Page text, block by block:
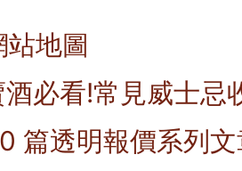
站地圖
酒必看!常見威士忌
篇透明報價系列